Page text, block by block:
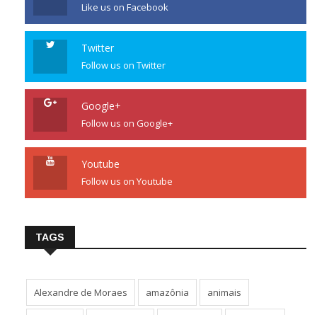
Like us on Facebook
Twitter
Follow us on Twitter
Google+
Follow us on Google+
Youtube
Follow us on Youtube
TAGS
Alexandre de Moraes amazônia animais